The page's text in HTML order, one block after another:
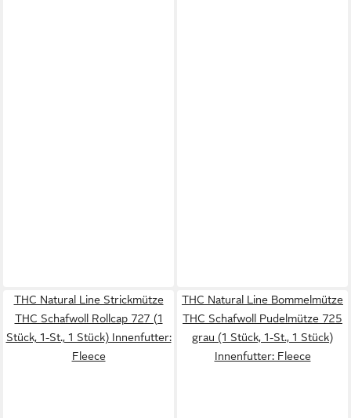
THC Natural Line Strickmütze
THC Schafwoll Rollcap 727 (1
Stück, 1-St., 1 Stück) Innenfutter:
Fleece
THC Natural Line Bommelmütze
THC Schafwoll Pudelmütze 725
grau (1 Stück, 1-St., 1 Stück)
Innenfutter: Fleece